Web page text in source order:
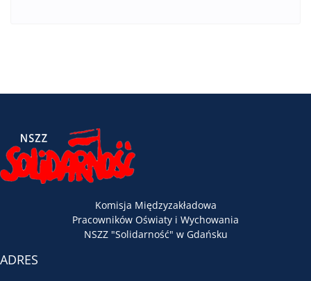
Komisja Międzyzakładowa
Pracowników Oświaty i Wychowania
NSZZ "Solidarność" w Gdańsku
ADRES